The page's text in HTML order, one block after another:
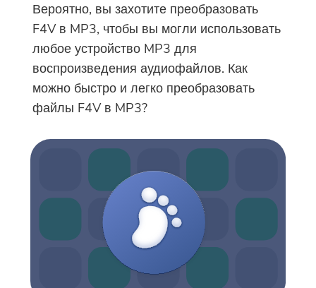
Вероятно, вы захотите преобразовать
F4V в MP3, чтобы вы могли использовать
любое устройство MP3 для
воспроизведения аудиофайлов. Как
можно быстро и легко преобразовать
файлы F4V в MP3?